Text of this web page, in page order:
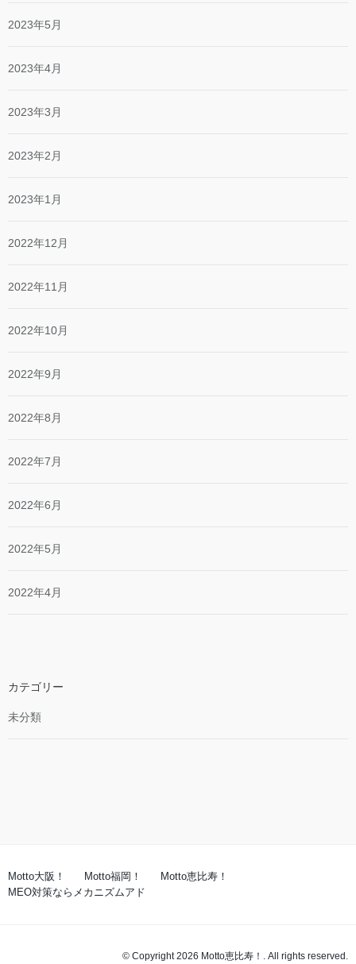
2023年5月
2023年4月
2023年3月
2023年2月
2023年1月
2022年12月
2022年11月
2022年10月
2022年9月
2022年8月
2022年7月
2022年6月
2022年5月
2022年4月
カテゴリー
未分類
Motto大阪！ Motto福岡！
Motto恵比寿！
MEO対策ならメカニズムアド
© Copyright 2026 Motto恵比寿！. All rights reserved.